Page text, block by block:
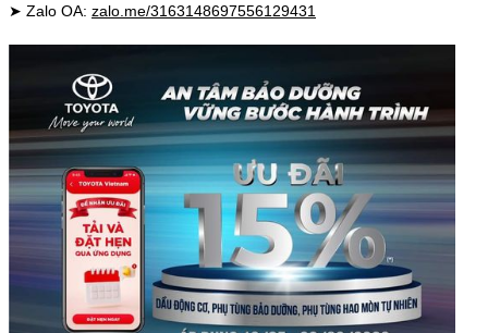
➤ Zalo OA: zalo.me/3163148697556129431